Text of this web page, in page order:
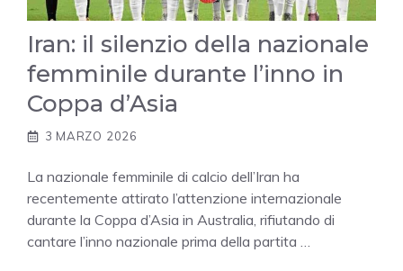
Iran: il silenzio della nazionale
femminile durante l’inno in
Coppa d’Asia
3 MARZO 2026
La nazionale femminile di calcio dell’Iran ha
recentemente attirato l’attenzione internazionale
durante la Coppa d’Asia in Australia, rifiutando di
cantare l’inno nazionale prima della partita …